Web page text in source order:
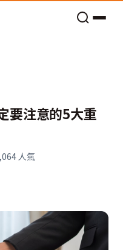
要注意的5大重
人氣